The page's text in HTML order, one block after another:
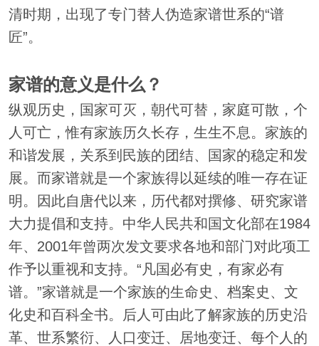
清时期，出现了专门替人伪造家谱世系的“谱
匠”。
家谱的意义是什么？
纵观历史，国家可灭，朝代可替，家庭可散，个
人可亡，惟有家族历久长存，生生不息。家族的
和谐发展，关系到民族的团结、国家的稳定和发
展。而家谱就是一个家族得以延续的唯一存在证
明。因此自唐代以来，历代都对撰修、研究家谱
大力提倡和支持。中华人民共和国文化部在1984
年、2001年曾两次发文要求各地和部门对此项工
作予以重视和支持。“凡国必有史，有家必有
谱。”家谱就是一个家族的生命史、档案史、文
化史和百科全书。后人可由此了解家族的历史沿
革、世系繁衍、人口变迁、居地变迁、每个人的